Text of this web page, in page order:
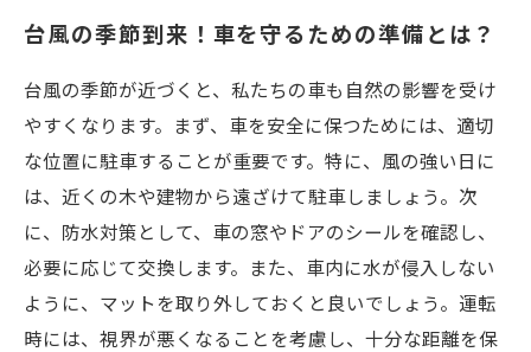
台風後の車点検：安全確認はこう行う
安全なドライブのために、今すぐできる台風対
策まとめ
台風の季節到来！車を守るための準備とは？
台風の季節が近づくと、私たちの車も自然の影響を受け
やすくなります。まず、車を安全に保つためには、適切
な位置に駐車することが重要です。特に、風の強い日に
は、近くの木や建物から遠ざけて駐車しましょう。次
に、防水対策として、車の窓やドアのシールを確認し、
必要に応じて交換します。また、車内に水が侵入しない
ように、マットを取り外しておくと良いでしょう。運転
時には、視界が悪くなることを考慮し、十分な距離を保